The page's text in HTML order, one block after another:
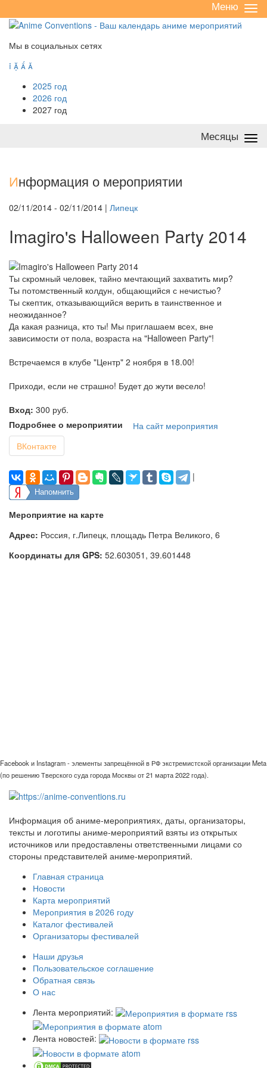
/
Меню
Мы в социальных сетях
   
2025 год
2026 год
2027 год
Месяцы
Информация о мероприятии
02/11/2014 - 02/11/2014 | Липецк
Imagiro's Halloween Party 2014
Ты скромный человек, тайно мечтающий захватить мир?
Ты потомственный колдун, общающийся с нечистью?
Ты скептик, отказывающийся верить в таинственное и
неожиданное?
Да какая разница, кто ты! Мы приглашаем всех, вне
зависимости от пола, возраста на "Halloween Party"!
Встречаемся в клубе "Центр" 2 ноября в 18.00!
Приходи, если не страшно! Будет до жути весело!
Вход: 300 руб.
Подробнее о мероприятии
На сайт мероприятия
ВКонтакте
|
Напомнить
Мероприятие на карте
Адрес: Россия, г.Липецк, площадь Петра Великого, 6
Координаты для GPS: 52.603051 , 39.601448
Facebook и Instagram - элементы запрещённой в РФ экстремистской организации Meta
(по решению Тверского суда города Москвы от 21 марта 2022 года).
Информация об аниме-мероприятиях, даты, организаторы,
тексты и логотипы аниме-мероприятий взяты из открытых
источников или предоставлены ответственными лицами со
стороны представителей аниме-мероприятий.
Главная страница
Новости
Карта мероприятий
Мероприятия в 2026 году
Каталог фестивалей
Организаторы фестивалей
Наши друзья
Пользовательское соглашение
Обратная связь
О нас
Лента мероприятий:
Лента новостей: